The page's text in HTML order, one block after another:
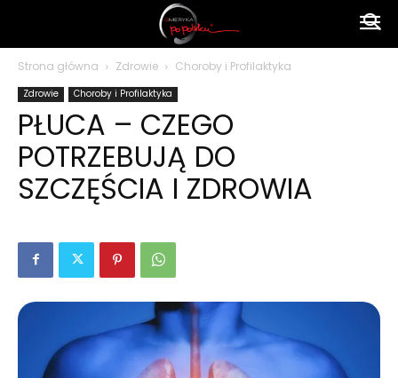
polsku
Strona główna Zdrowie Choroby i Profilaktyka
Zdrowie Choroby i Profilaktyka
PŁUCA – CZEGO
POTRZEBUJĄ DO
SZCZĘŚCIA I ZDROWIA